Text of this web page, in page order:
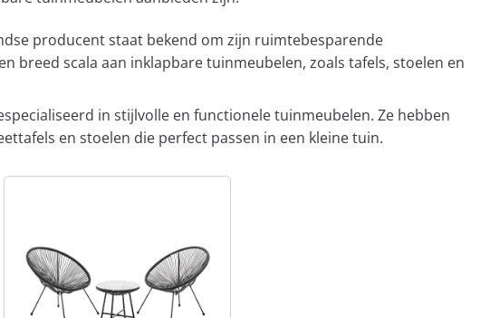
producent staat bekend om zijn ruimtebesparende
breed scala aan inklapbare tuinmeubelen, zoals tafels, stoelen en
in stijlvolle en functionele tuinmeubelen. Ze hebben
en stoelen die perfect passen in een kleine tuin.